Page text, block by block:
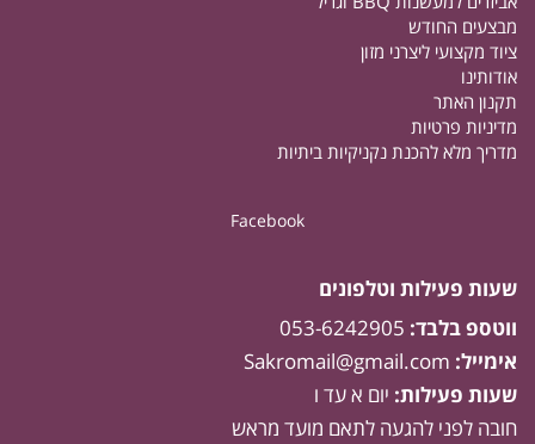
מבצעים החודש
ציוד מקצועי ליצרני מזון
אודותינו
תקנון האתר
מדיניות פרטיות
מדריך מלא להכנת נקניקיות ביתיות
Facebook
שעות פעילות וטלפונים
ווטספ בלבד: 053-6242905
אימייל: Sakromail@gmail.com
שעות פעילות: יום א עד ו
חובה לפני להגעה לתאם מועד מראש